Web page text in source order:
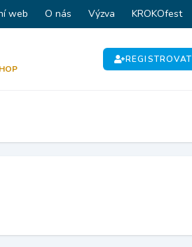
web O nás Výzva KROKOfest
REGISTROVAT